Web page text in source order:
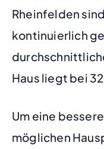
Rheinfelden
kontinuierlich
Haus liegt bei
Um eine
möglichen